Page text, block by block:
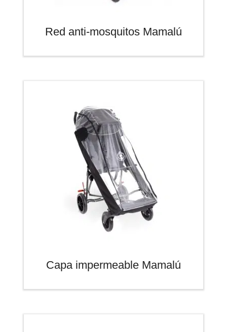
Red anti-mosquitos Mamalú
Capa impermeable Mamalú